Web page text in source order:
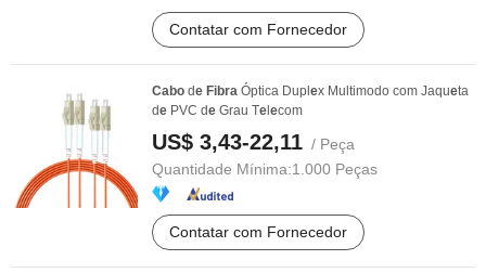
Contatar com Fornecedor
Cabo de Fibra Óptica Dupl ex Multimodo com Jaqueta
de PVC de Grau Te ecom
US$ 3,43-22,11 / Peça
Quantidade Mínima:1.000 Peças
Contatar com Fornecedor